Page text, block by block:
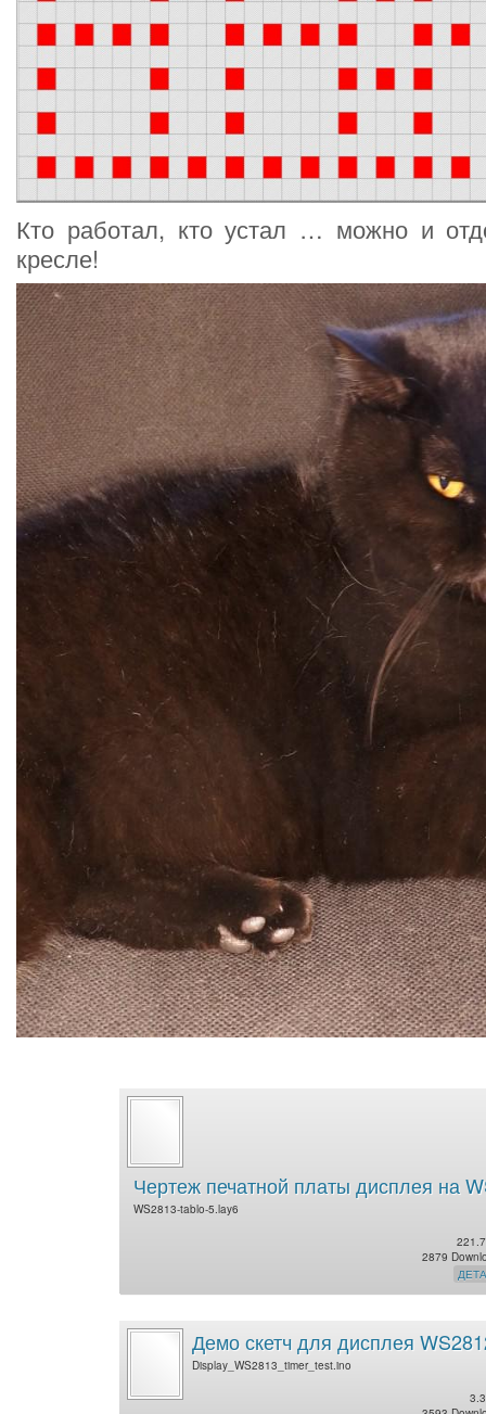
Кто работал, кто устал … можно и
кресле!
Чертеж печатной платы дисплея на
WS2813-tablo-5.lay6
2879
Демо скетч для дисплея
Display_WS2813_timer_test.ino